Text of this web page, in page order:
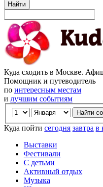
Найти
Куда сходить в Москве.
Помощник и путеводитель
по интересным местам
и лучшим событиям
Куда пойти сегодня завтра в
Выставки
Фестивали
С детьми
Активный отдых
Музыка